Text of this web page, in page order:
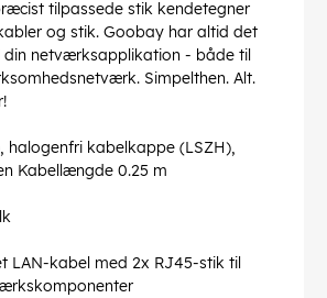
tilpassede stik kendetegner
og stik. Goobay har altid det
din netværksapplikation - både til
Simpelthen. Alt.
halogenfri kabelkappe (LSZH),
Kabellængde 0.25 m
LAN-kabel med 2x RJ45-stik til